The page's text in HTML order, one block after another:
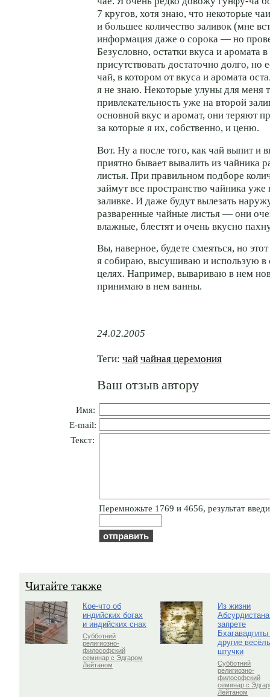
7 кругов, хотя знаю, что некоторые
и большее количество заливок (мне
информация даже о сорока — но
Безусловно, остатки вкуса и аромата
присутствовать достаточно долго, но
чай, в котором от вкуса и аромата
я не знаю. Некоторые улуны для меня
привлекательность уже на второй
основной вкус и аромат, они теряют
за которые я их, собственно, и ценю.
Вот. Ну а после того, как чай выпит и
приятно бывает вывалить из чайника
листья. При правильном подборе
займут все пространство чайника уже
заливке. И даже будут вылезать
разваренные чайные листья — они
влажные, блестят и очень вкусно
Вы, наверное, будете смеяться, но
я собираю, высушиваю и использую в
целях. Например, вывариваю в нем
принимаю в нем ванны.
24.02.2005
Теги: чай чайная церемония
Ваш отзыв автору
Имя:
E-mail:
Текст:
Пepeмнoжьтe 1769 и 4656, результат
Читайте также
Кое-что об
индийских богах
и индийских снах
Субботний
религиозно-
философский
семинар с Эдгаром
Лейтаном
Из жизни
запрете
Бхагавадгиты
другие
штучки
Субботний
религиозно-
философский
семинар с
Лейтаном